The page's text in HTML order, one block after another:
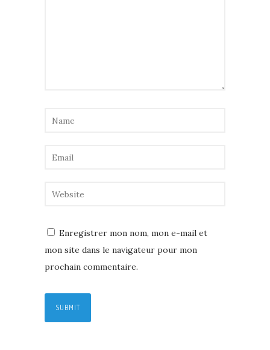
Enregistrer mon nom, mon e-mail et
mon site dans le navigateur pour mon
prochain commentaire.